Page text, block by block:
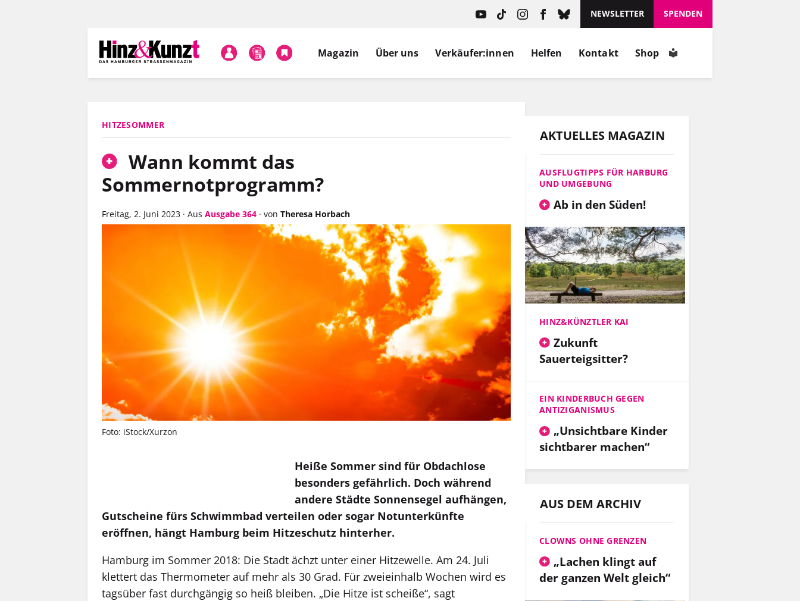
NEWSLETTER SPENDEN
Magazin Über uns Verkäufer:innen Helfen Kontakt Shop
HITZESOMMER
Wann kommt das
Sommernotprogramm?
Freitag, 2. Juni 2023 · Aus Ausgabe 364 · von Theresa Horbach
Foto: iStock/Xurzon
Heiße Sommer sind für Obdachlose
besonders gefährlich. Doch während
andere Städte Sonnensegel aufhängen,
Gutscheine fürs Schwimmbad verteilen oder sogar Notunterkünfte
eröffnen, hängt Hamburg beim Hitzeschutz hinterher.
Hamburg im Sommer 2018: Die Stadt ächzt unter einer Hitzewelle. Am 24. Juli
klettert das ­Thermometer auf mehr als 30 Grad. Für zweieinhalb Wochen wird es
tagsüber fast durchgängig so heiß bleiben. „Die Hitze ist scheiße“, sagt
schätzt, wie er ist.
MEHR
AKTUELLES MAGAZIN
AUSFLUGTIPPS FÜR HARBURG
UND UMGEBUNG
Ab in den Süden!
HINZ&KÜNZTLER KAI
Zukunft
Sauerteigsitter?
EIN KINDERBUCH GEGEN
ANTIZIGANISMUS
„Unsichtbare Kinder
sichtbarer machen“
AUS DEM ARCHIV
CLOWNS OHNE GRENZEN
„Lachen klingt auf
der ganzen Welt gleich“